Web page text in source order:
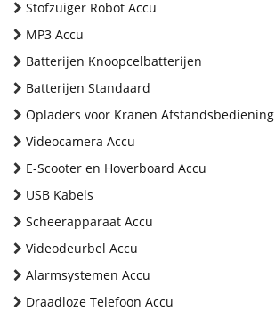
Stofzuiger Robot Accu
MP3 Accu
Batterijen Knoopcelbatterijen
Batterijen Standaard
Opladers voor Kranen Afstandsbediening
Videocamera Accu
E-Scooter en Hoverboard Accu
USB Kabels
Scheerapparaat Accu
Videodeurbel Accu
Alarmsystemen Accu
Draadloze Telefoon Accu